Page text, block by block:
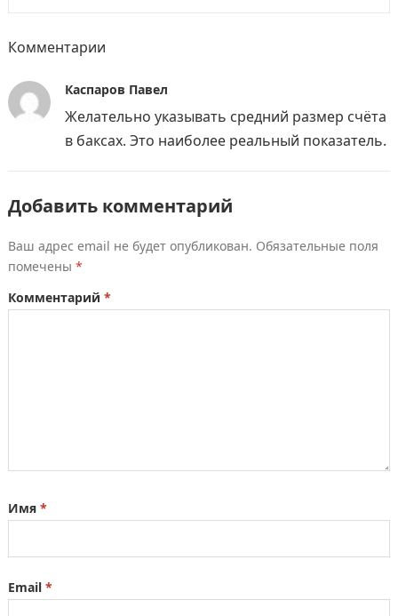
Комментарии
Каспаров Павел
Желательно указывать средний размер счёта
в баксах. Это наиболее реальный показатель.
Добавить комментарий
Ваш адрес email не будет опубликован. Обязательные поля
помечены *
Комментарий *
Имя *
Email *